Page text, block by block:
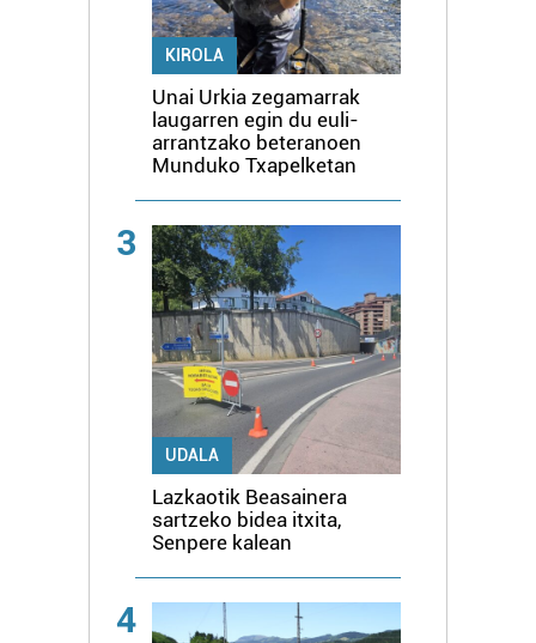
KIROLA
Unai Urkia zegamarrak
laugarren egin du euli-
arrantzako beteranoen
Munduko Txapelketan
3
UDALA
Lazkaotik Beasainera
sartzeko bidea itxita,
Senpere kalean
4